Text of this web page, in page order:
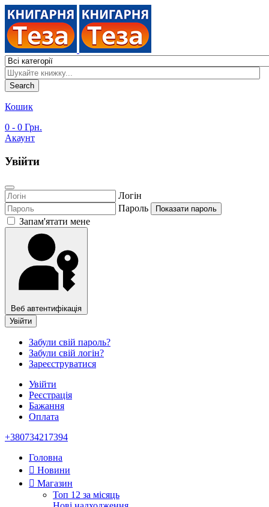
Search
Кошик
0 - 0 Грн.
Акаунт
Увійти
Логін
Пароль
Показати пароль
Запам'ятати мене
Веб автентифікація
Увійти
Забули свій пароль?
Забули свій логін?
Зареєструватися
Увійти
Реєстрація
Бажання
Оплата
+380734217394
Головна
Новини
Магазин
Топ 12 за місяць